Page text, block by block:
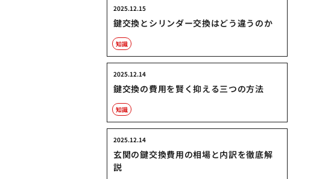
鍵交換とシリンダー交換はどう違うのか
2025.12.15
知識
鍵交換の費用を賢く抑える三つの方法
2025.12.14
知識
玄関の鍵交換費用の相場と内訳を徹底解
説
2025.12.14